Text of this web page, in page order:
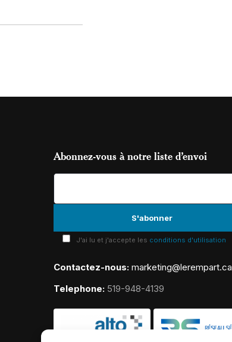
Abonnez-vous à notre liste d’envoi
J'ai lu et j'accepte les conditions d'utilisation
Contactez-nous: marketing@lerempart.ca
Telephone: 519-948-4139